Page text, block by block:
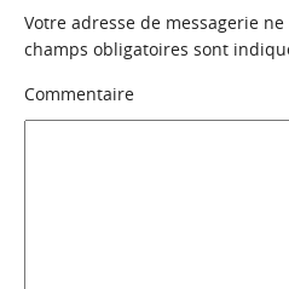
Votre adresse de messagerie
champs obligatoires sont
Commentaire